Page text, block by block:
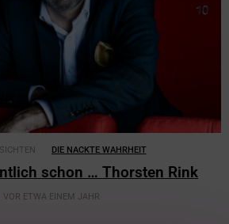
DIE NACKTE WAHRHEIT
schon … Thorsten Rink
VOR ETWA EINEM JAHR